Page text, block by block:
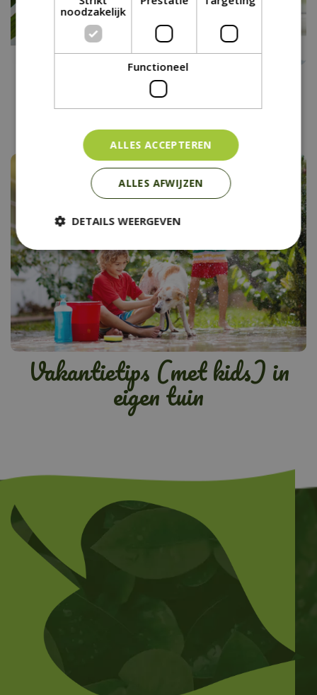
Vakantietips voor je
kamerplanten
Vakantietips (met kids) in
eigen tuin
noodzakelijk
Functioneel
ALLES ACCEPTEREN
ALLES AFWIJZEN
DETAILS WEERGEVEN